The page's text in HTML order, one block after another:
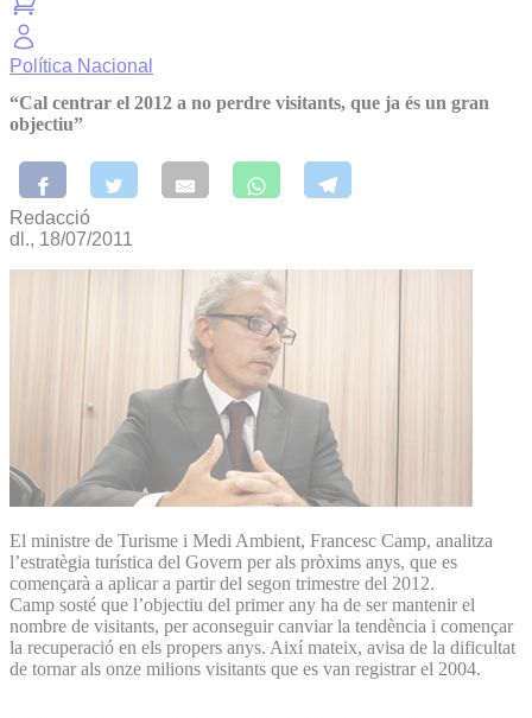
Política Nacional
“Cal centrar el 2012 a no perdre visitants, que ja és un gran
objectiu”
Redacció
dl., 18/07/2011
El ministre de Turisme i Medi Ambient, Francesc Camp, analitza
l’estratègia turística del Govern per als pròxims anys, que es
començarà a aplicar a partir del segon trimestre del 2012.
Camp sosté que l’objectiu del primer any ha de ser mantenir el
nombre de visitants, per aconseguir canviar la tendència i començar
la recuperació en els propers anys. Així mateix, avisa de la dificultat
de tornar als onze milions visitants que es van registrar el 2004.